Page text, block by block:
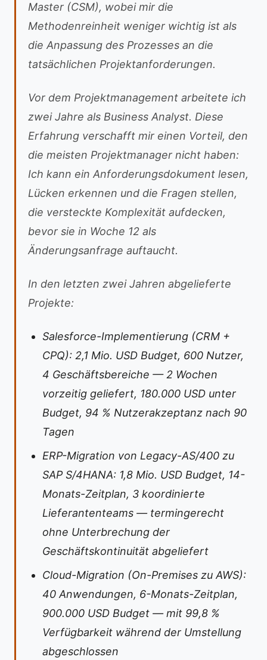
Master (CSM), wobei mir die
Methodenreinheit weniger wichtig ist als
die Anpassung des Prozesses an die
tatsächlichen Projektanforderungen.
Vor dem Projektmanagement arbeitete ich
zwei Jahre als Business Analyst. Diese
Erfahrung verschafft mir einen Vorteil, den
die meisten Projektmanager nicht haben:
Ich kann ein Anforderungsdokument lesen,
Lücken erkennen und die Fragen stellen,
die versteckte Komplexität aufdecken,
bevor sie in Woche 12 als
Änderungsanfrage auftaucht.
In den letzten zwei Jahren abgelieferte
Projekte:
Salesforce-Implementierung (CRM +
CPQ): 2,1 Mio. USD Budget, 600 Nutzer,
4 Geschäftsbereiche — 2 Wochen
vorzeitig geliefert, 180.000 USD unter
Budget, 94 % Nutzerakzeptanz nach 90
Tagen
ERP-Migration von Legacy-AS/400 zu
SAP S/4HANA: 1,8 Mio. USD Budget, 14-
Monats-Zeitplan, 3 koordinierte
Lieferantenteams — termingerecht
ohne Unterbrechung der
Geschäftskontinuität abgeliefert
Cloud-Migration (On-Premises zu AWS):
40 Anwendungen, 6-Monats-Zeitplan,
900.000 USD Budget — mit 99,8 %
Verfügbarkeit während der Umstellung
abgeschlossen